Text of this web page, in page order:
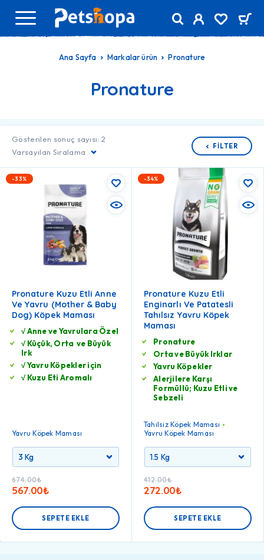
Ana Sayfa Markalar ürün Pronature
Pronature
Gösterilen sonuç sayısı: 2
Varsayılan Sıralama
FILTER
-33%
Pronature Kuzu Etli Anne
Ve Yavru (Mother & Baby
Dog) Köpek Maması
√ Anne ve Yavrulara Özel
√ Küçük, Orta ve Büyük
Irk
√ Yavru Köpekler için
√ Kuzu Eti Aromalı
Yavru Köpek Maması
674.00₺
567.00₺
SEPETE EKLE
-34%
Pronature Kuzu Etli
Enginarlı Ve Patatesli
Tahılsız Yavru Köpek
Maması
Pronature
Orta ve Büyük Irklar
Yavru Köpekler
Alerjilere Karşı
Formüllü; Kuzu Etli ve
Sebzeli
Tahılsız Köpek Maması
Yavru Köpek Maması
412.00₺
272.00₺
SEPETE EKLE